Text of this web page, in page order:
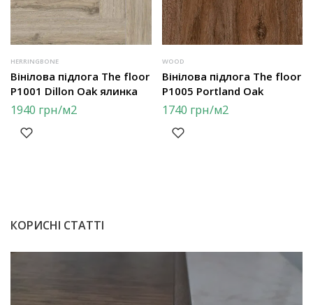
HERRINGBONE
Вінілова підлога The floor
P1001 Dillon Oak ялинка
1940 грн/м2
WOOD
Вінілова підлога The floor
P1005 Portland Oak
1740 грн/м2
КОРИСНІ СТАТТІ